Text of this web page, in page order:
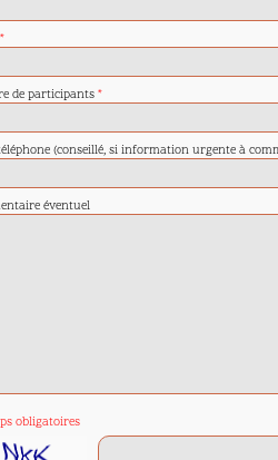
*
de participants *
(conseillé, si information urgente à
éventuel
obligatoires